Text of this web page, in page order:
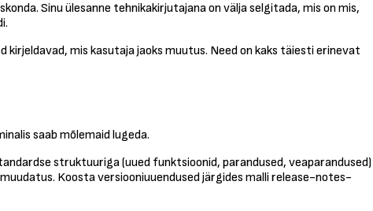
Sinu ülesanne tehnikakirjutajana on välja selgitada, mis on mis,
kirjeldavad, mis kasutaja jaoks muutus. Need on kaks täiesti erinevat
saab mõlemaid lugeda.
struktuuriga (uued funktsioonid, parandused, veaparandused)
Koosta versiooniuuendused järgides malli release-notes-